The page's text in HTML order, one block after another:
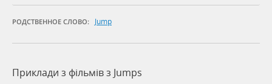
РОДСТВЕННОЕ СЛОВО: Jump
Приклади з фільмів з Jumps